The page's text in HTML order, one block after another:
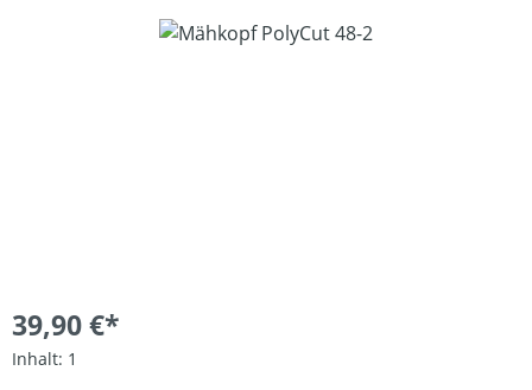
Bildergalerie überspringen
39,90 €*
Inhalt: 1